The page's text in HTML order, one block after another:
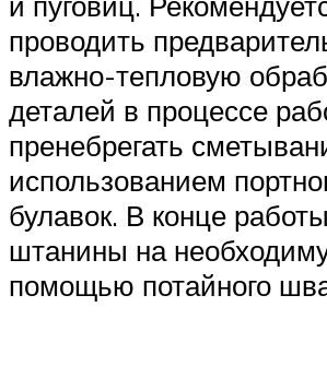
проводить
влажно-тепловую
деталей в процессе
пренебрегать
использованием
булавок. В конце
штанины на
помощью потайного